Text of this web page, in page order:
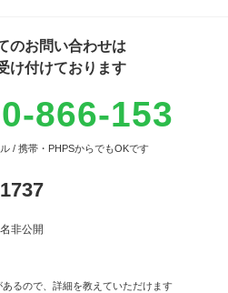
のお問い合わせは
け付けております
866-153
/ 携帯・PHPSからでもOKです
非公開
あるので、詳細を教えていただけます